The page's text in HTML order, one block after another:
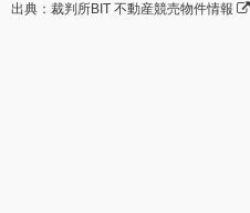
出典：裁判所BIT 不動産競売物件情報